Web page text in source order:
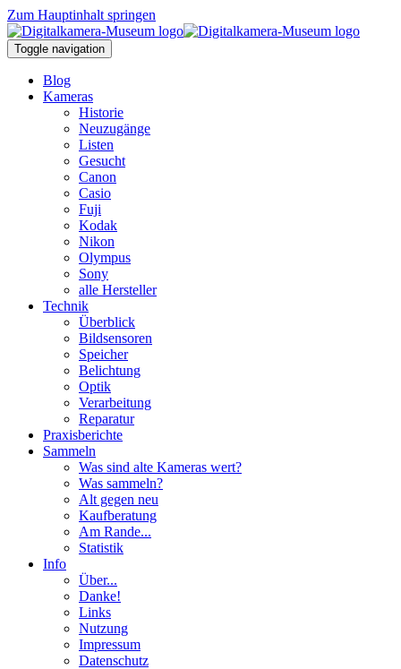
Zum Hauptinhalt springen
Toggle navigation
Blog
Kameras
Historie
Neuzugänge
Listen
Gesucht
Canon
Casio
Fuji
Kodak
Nikon
Olympus
Sony
alle Hersteller
Technik
Überblick
Bildsensoren
Speicher
Belichtung
Optik
Verarbeitung
Reparatur
Praxisberichte
Sammeln
Was sind alte Kameras wert?
Was sammeln?
Alt gegen neu
Kaufberatung
Am Rande...
Statistik
Info
Über...
Danke!
Links
Nutzung
Impressum
Datenschutz